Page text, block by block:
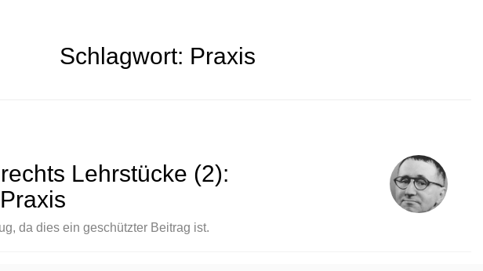
Schlagwort: Praxis
Lehrstücke (2):
da dies ein geschützter Beitrag ist.